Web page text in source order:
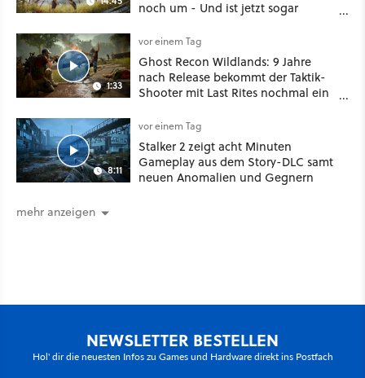
noch um - Und ist jetzt sogar
1:33
vor einem Tag
Ghost Recon Wildlands: 9 Jahre
nach Release bekommt der Taktik-
Shooter mit Last Rites nochmal ein
8:11
vor einem Tag
Stalker 2 zeigt acht Minuten
Gameplay aus dem Story-DLC samt
neuen Anomalien und Gegnern
mehr anzeigen
NEWSLETTER BESTELLEN
Hol' dir die neuesten Infos zu Games und Hardware direkt ins Postfach